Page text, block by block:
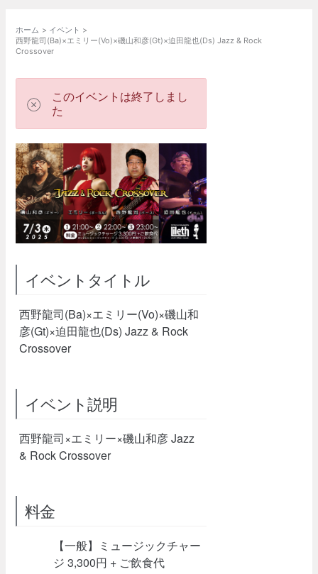
ホーム
イベント
西野龍司(Ba)×エミリー(Vo)×磯山和彦(Gt)×迫田龍也(Ds) Jazz & Rock
Crossover
このイベントは終了しまし
た
イベントタイトル
西野龍司(Ba)×エミリー(Vo)×磯山和
彦(Gt)×迫田龍也(Ds) Jazz & Rock
Crossover
イベント説明
西野龍司×エミリー×磯山和彦 Jazz
& Rock Crossover
料金
【一般】ミュージックチャー
ジ 3,300円 + ご飲食代